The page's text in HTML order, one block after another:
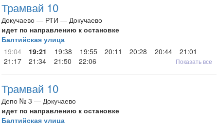
Трамвай 10
Докучаево — РТИ — Докучаево
идет по направлению к остановке
Балтийская улица
19:04
19:21 19:38 19:55 20:11 20:28 20:44
21:01
21:17
21:34 21:50 22:06 Показать все
Трамвай 10
Депо № 3 — Докучаево
идет по направлению к остановке
Балтийская улица